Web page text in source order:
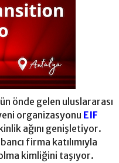
önde gelen uluslararası
organizasyonu EIF
ağını genişletiyor.
firma katılımıyla
kimliğini taşıyor.